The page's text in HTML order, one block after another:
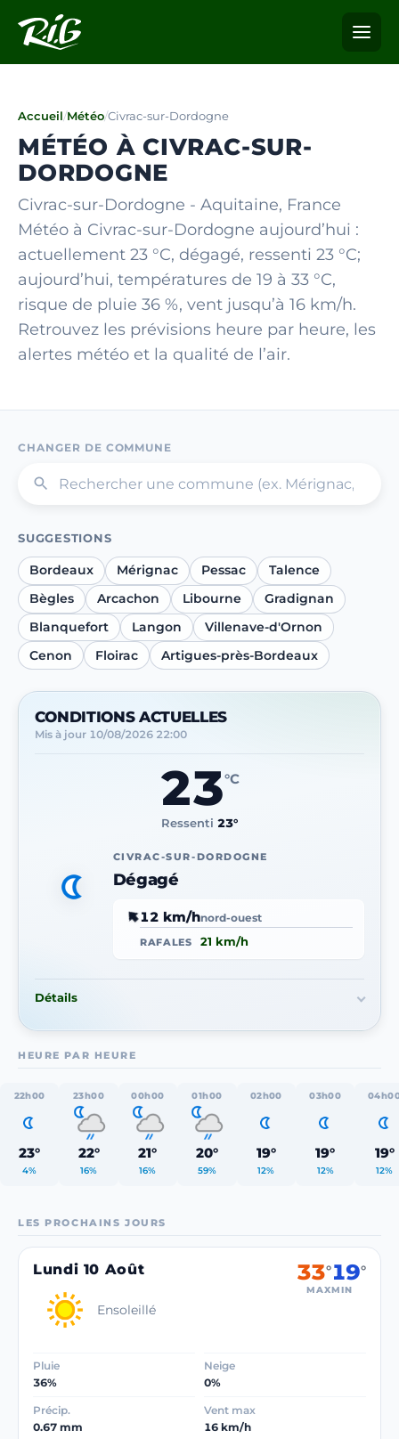
Accueil/Météo/Civrac-sur-Dordogne
MÉTÉO À CIVRAC-SUR-
DORDOGNE
Civrac-sur-Dordogne - Aquitaine, France
Météo à Civrac-sur-Dordogne aujourd’hui :
actuellement 23 °C, dégagé, ressenti 23 °C;
aujourd’hui, températures de 19 à 33 °C,
risque de pluie 36 %, vent jusqu’à 16 km/h.
Retrouvez les prévisions heure par heure, les
alertes météo et la qualité de l’air.
CHANGER DE COMMUNE
SUGGESTIONS
Bordeaux Mérignac Pessac
Talence
Bègles
Arcachon Libourne
Gradignan
Blanquefort
Langon
Villenave-d'Ornon
Cenon
Floirac Artigues-près-Bordeaux
CONDITIONS ACTUELLES
Mis à jour 10/08/2026 22:00
CIVRAC-SUR-DORDOGNE
Dégagé
12 km/hnord-ouest
RAFALES 21 km/h
23°C
Ressenti 23°
Détails
HEURE PAR HEURE
22h00
23°
4%
23h00
22°
16%
00h00
21°
16%
01h00
20°
59%
02h00
19°
12%
03h00
19°
12%
19°
12%
LES PROCHAINS JOURS
Lundi 10 Août
Ensoleillé
33°
MAX
19°
MIN
Pluie
36%
Neige
0%
Précip.
0.67 mm
Vent max
16 km/h